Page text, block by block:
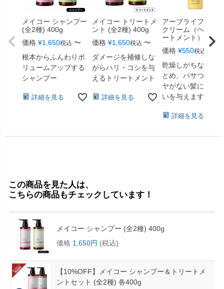
メイコー シャンプー
(全2種) 400g
価格 ¥1,650税込 〜
根本からふんわりボ
リュームアップする
シャンプー
詳細を見る
メイコー トリートメ
ント (全2種) 400g
価格 ¥1,650税込 〜
ダメージを補修しな
がらハリ・コシを与
えるトリートメント
詳細を見る
アーブライフ ヘ
クリーム（ヘアト
ートメント）
価格 ¥550税込
乾燥しがちな髪を
とめ、パサついて
ヤがない髪にうる
いを与えます。
詳細を見る
この商品を見た人は、
こちらの商品もチェックしています！
メイコー シャンプー (全2種) 400g
価格 1,650円 (税込)
【10%OFF】メイコー シャンプー＆トリートメ
ントセット (全2種) 各400g